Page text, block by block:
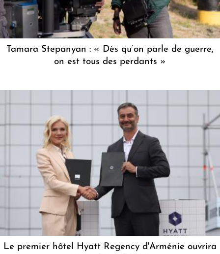
Tamara Stepanyan : « Dès qu’on parle de guerre,
on est tous des perdants »
Le premier hôtel Hyatt Regency d'Arménie ouvrira